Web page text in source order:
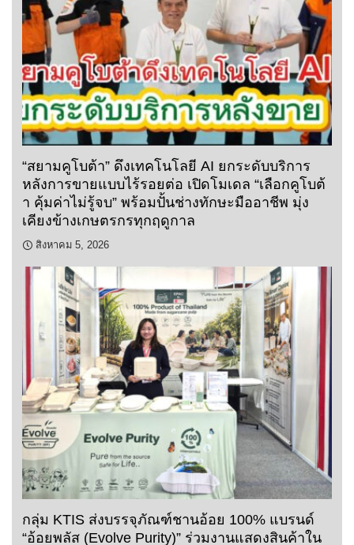
“สยามคูโบต้า” ดึงเทคโนโลยี AI ยกระดับบริการ
หลังการขายแบบไร้รอยต่อ เปิดโมเดล “เลือกคูโบต้
า คุ้มค่าไม่รู้จบ” พร้อมปั้นช่างทักษะมืออาชีพ มุ่ง
เคียงข้างเกษตรกรทุกฤดูกาล
สิงหาคม 5, 2026
กลุ่ม KTIS ส่งบรรจุภัณฑ์ชานอ้อย 100% แบรนด์
“อ้อยพลัส (Evolve Purity)” ร่วมงานแสดงสินค้าใน